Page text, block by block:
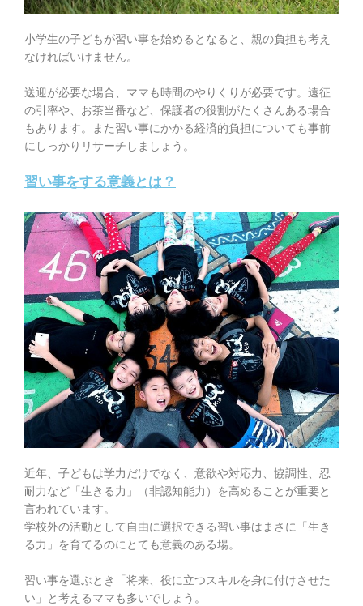
小学生の子どもが習い事を始めるとなると、親の負担も考え
なければいけません。
送迎が必要な場合、ママも時間のやりくりが必要です。 遠征
の引率や、お茶当番など、保護者の役割がたくさんある場合
もあります。また習い事にかかる経済的負担についても事前
にしっかりリサーチしましょう。
習い事をする意義とは？
近年、子どもは学力だけでなく、意欲や対応力、協調性、忍
耐力など「生きる力」（非認知能力）を高めることが重要と
言われています。
学校外の活動として自由に選択できる習い事はまさに「生き
る力」を育てるのにとても意義のある場。
習い事を選ぶとき「将来、役に立つスキルを身に付けさせた
い」と考えるママも多いでしょう。